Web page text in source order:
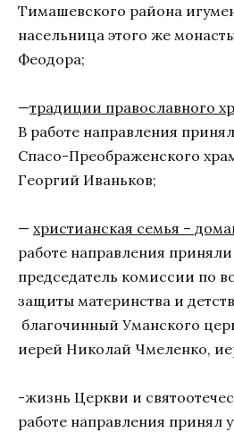
Тимашевского района
насельница этого же
Феодора;
—традиции православного
В работе направления
Спасо-Преображенского
Георгий Иваньков;
— христианская семья –
работе направления приняли
председатель комиссии по
защиты материнства и
благочинный Уманского
иерей Николай Чмеленко,
-жизнь Церкви и
работе направления принял